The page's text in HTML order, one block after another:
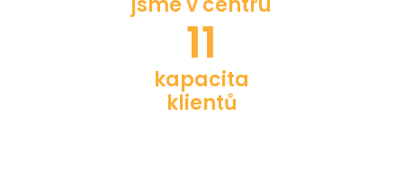
11
kapacita
klientů